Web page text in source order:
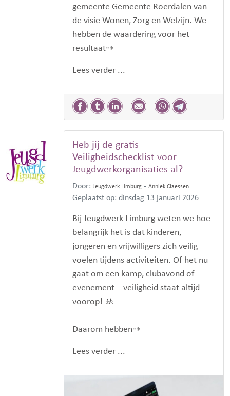
gemeente Gemeente Roerdalen van
de visie Wonen, Zorg en Welzijn. We
hebben de waardering voor het
resultaat⇢
Lees verder ...
Heb jij de gratis
Veiligheidschecklist voor
Jeugdwerkorganisaties al?
Door: Jeugdwerk Limburg - Anniek Claessen
Geplaatst op: dinsdag 13 januari 2026
Bij Jeugdwerk Limburg weten we hoe
belangrijk het is dat kinderen,
jongeren en vrijwilligers zich veilig
voelen tijdens activiteiten. Of het nu
gaat om een kamp, clubavond of
evenement – veiligheid staat altijd
voorop! 🚸
Daarom hebben⇢
Lees verder ...